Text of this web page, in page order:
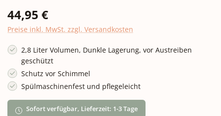
Regulärer Preis:
44,95 €
Preise inkl. MwSt. zzgl. Versandkosten
2,8 Liter Volumen, Dunkle Lagerung, vor Austreiben
geschützt
Schutz vor Schimmel
Spülmaschinenfest und pflegeleicht
Sofort verfügbar, Lieferzeit: 1-3 Tage